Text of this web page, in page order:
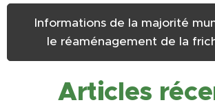
Informations de la majorité
le réaménagement de la
Articles
23/03/2026